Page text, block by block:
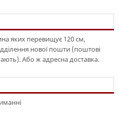
яких перевищує 120 см,
нової пошти (поштові
Або ж адресна доставка.